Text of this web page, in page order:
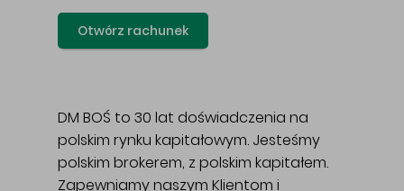
Otwórz rachunek
DM BOŚ to 30 lat doświadczenia na
polskim rynku kapitałowym. Jesteśmy
polskim brokerem, z polskim kapitałem.
Zapewniamy naszym Klientom i